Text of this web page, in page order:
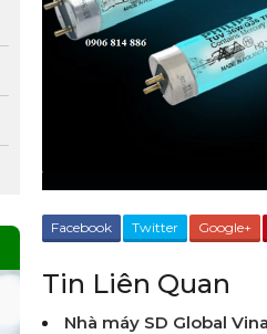
Facebook Twitter Google+
Tin Liên Quan
Nhà máy SD Global Vina